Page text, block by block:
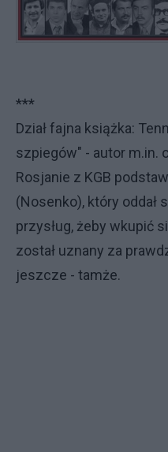
***
Dział fajna książka:
szpiegów" - autor m.in.
Rosjanie z KGB
(Nosenko), który oddał
przysług, żeby wkupić
został uznany za
jeszcze - tamże.